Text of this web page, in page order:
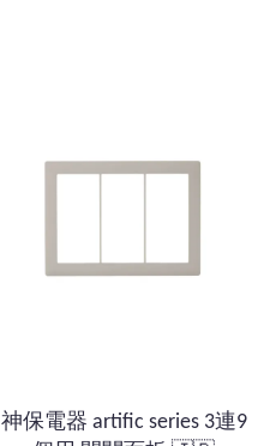
神保電器 artific series 3連9